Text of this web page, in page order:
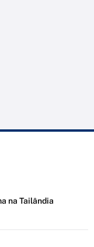
na Tailândia